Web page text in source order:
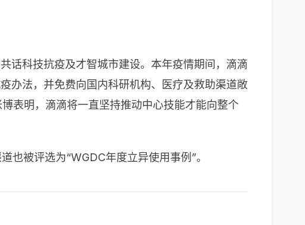
话科技抗疫及才智城市建设。本年疫情期间，滴滴
办法，并免费向国内科研机构、医疗及救助渠道敞
表明，滴滴将一直坚持推动中心技能才能向整个
也被评选为“WGDC年度立异使用事例”。